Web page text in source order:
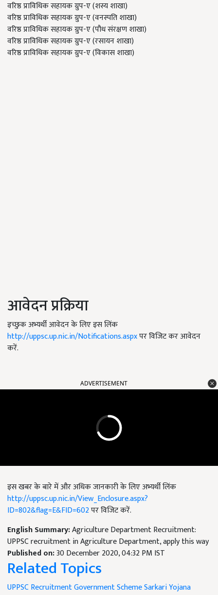
वरिष्ठ प्राविधिक सहायक ग्रुप-ए (शस्य शाखा)
वरिष्ठ प्राविधिक सहायक ग्रुप-ए (वनस्पति शाखा)
वरिष्ठ प्राविधिक सहायक ग्रुप-ए (पौध संरक्षण शाखा)
वरिष्ठ प्राविधिक सहायक ग्रुप-ए (रसायन शाखा)
वरिष्ठ प्राविधिक सहायक ग्रुप-ए (विकास शाखा)
आवेदन प्रक्रिया
इच्छुक अभ्यर्थी आवेदन के लिए इस लिंक
http://uppsc.up.nic.in/Notifications.aspxपर विजिट कर आवेदन
करें.
ADVERTISEMENT
इस खबर के बारे में और अधिक जानकारी के लिए अभ्यर्थी लिंक
http://uppsc.up.nic.in/View_Enclosure.aspx?
ID=802&flag=E&FID=602पर विजिट करें.
English Summary:Agriculture Department Recruitment:
UPPSC recruitment in Agriculture Department, apply this way
Published on:30 December 2020, 04:32 PM IST
Related Topics
UPPSC RecruitmentGovernment SchemeSarkari Yojana